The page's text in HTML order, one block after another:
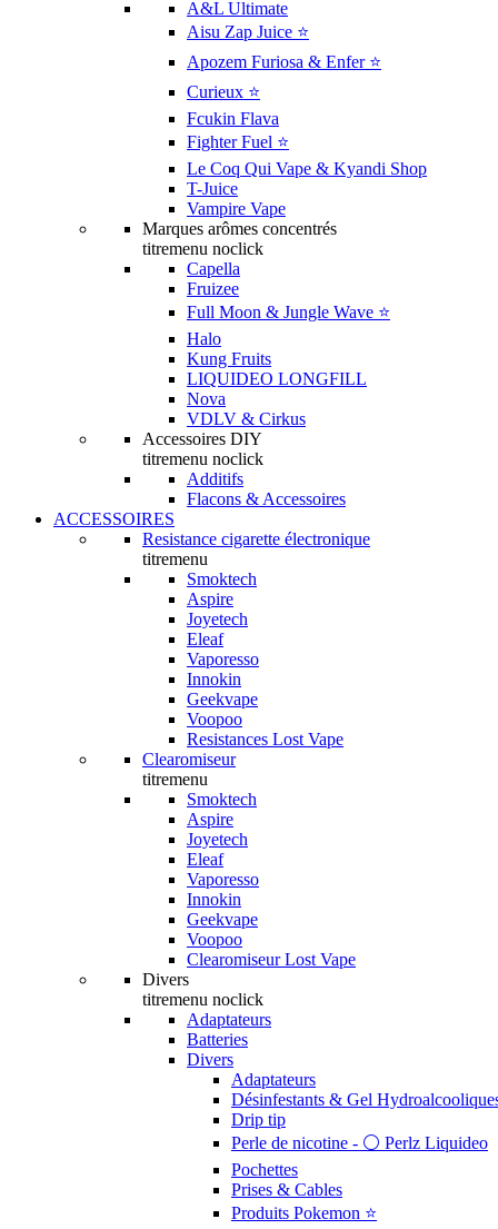
A&L Ultimate
Aisu Zap Juice ⭐️
Apozem Furiosa & Enfer ⭐️
Curieux ⭐️
Fcukin Flava
Fighter Fuel ⭐️
Le Coq Qui Vape & Kyandi Shop
T-Juice
Vampire Vape
Marques arômes concentrés
titremenu noclick
Capella
Fruizee
Full Moon & Jungle Wave ⭐️
Halo
Kung Fruits
LIQUIDEO LONGFILL
Nova
VDLV & Cirkus
Accessoires DIY
titremenu noclick
Additifs
Flacons & Accessoires
ACCESSOIRES
Resistance cigarette électronique
titremenu
Smoktech
Aspire
Joyetech
Eleaf
Vaporesso
Innokin
Geekvape
Voopoo
Resistances Lost Vape
Clearomiseur
titremenu
Smoktech
Aspire
Joyetech
Eleaf
Vaporesso
Innokin
Geekvape
Voopoo
Clearomiseur Lost Vape
Divers
titremenu noclick
Adaptateurs
Batteries
Divers
Adaptateurs
Désinfestants & Gel
Drip tip
Perle de nicotine - ⚪️ Perlz Liquideo
Pochettes
Prises & Cables
Produits Pokemon ⭐️